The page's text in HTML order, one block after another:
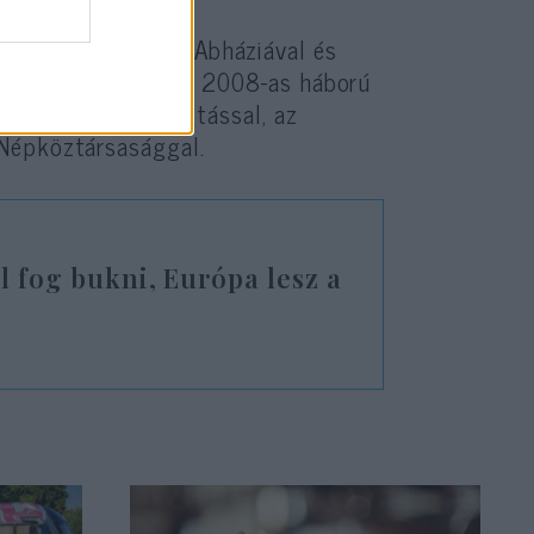
kapcsolatait Abháziával és
a Grúzia elleni 2008-as háború
szakadár entitással, az
fog bukni, Európa lesz a